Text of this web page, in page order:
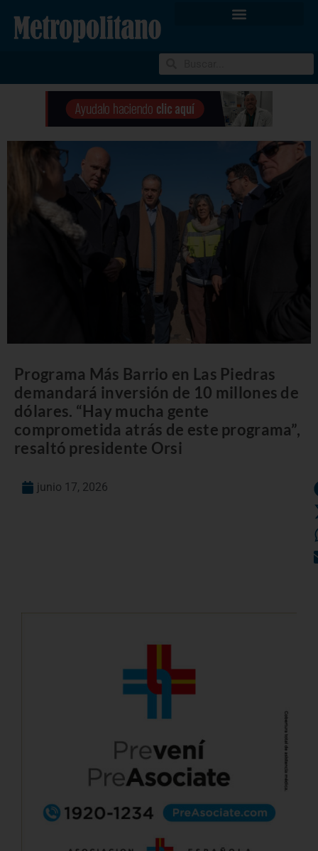
Programa Más Barrio en Las Piedras
demandará inversión de 10 millones de
dólares. “Hay mucha gente
comprometida atrás de este programa”,
resaltó presidente Orsi
junio 17, 2026